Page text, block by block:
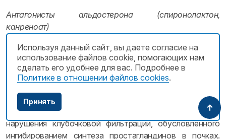
Антагонисты альдостерона (спиронолактон,
канреноат)
АСК может снизить их активность вследствие
нарушения экскреции натрия, необходим надлежащий
контроль артериального давления.
Петлевые диуретики (например, фуросемид)
АСК может снизить их активность вследствие
нарушения клубочковой фильтрации, обусловленного
ингибированием синтеза простагландинов в почках.
Используя данный сайт, вы даете согласие на
использование файлов cookie, помогающих нам
сделать его удобнее для вас. Подробнее в
Политике в отношении файлов cookies.
Принять